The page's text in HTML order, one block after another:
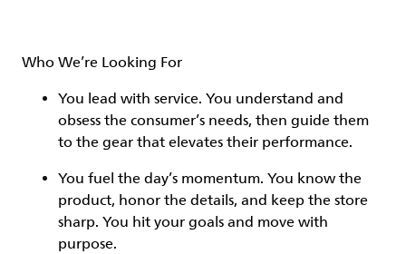
Who We’re Looking For
You lead with service. You understand and
obsess the consumer’s needs, then guide them
to the gear that elevates their performance.
You fuel the day’s momentum. You know the
product, honor the details, and keep the store
sharp. You hit your goals and move with
purpose.